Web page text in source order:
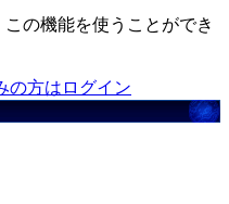
の機能を使うことができ
の方はログイン